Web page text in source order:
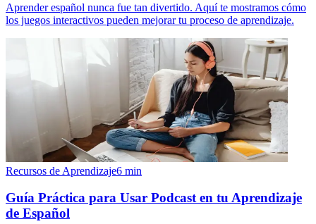
Aprender español nunca fue tan divertido. Aquí te mostramos cómo
los juegos interactivos pueden mejorar tu proceso de aprendizaje.
Recursos de Aprendizaje6 min
Guía Práctica para Usar Podcast en tu Aprendizaje
de Español